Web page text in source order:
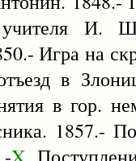
И.
Игра на
в
в гор.
1857.-